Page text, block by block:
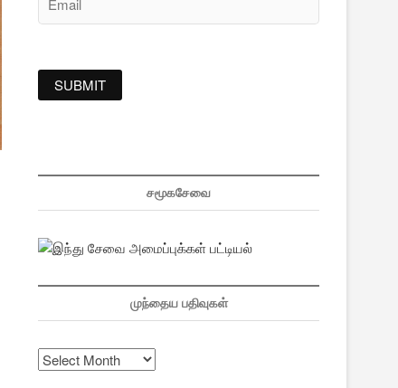
சமூகசேவை
முந்தைய பதிவுகள்
முந்தைய
பதிவுகள்